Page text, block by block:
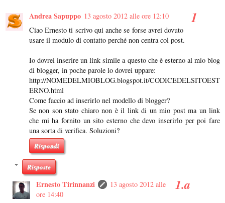
Andrea Sapuppo 13 agosto 2012 alle ore 12:10
Ciao Ernesto ti scrivo qui anche se forse avrei dovuto
usare il modulo di contatto perché non centra col post.
Io dovrei inserire un link simile a questo che è esterno al mio blog
di blogger, in poche parole lo dovrei uppare:
http://NOMEDELMIOBLOG.blogspot.it/CODICEDELSITOEST
ERNO.html
Come faccio ad inserirlo nel modello di blogger?
Se non son stato chiaro non è il link di un mio post ma un link
che mi ha fornito un sito esterno che devo inserirlo per poi fare
una sorta di verifica. Soluzioni?
Rispondi
Risposte
Ernesto Tirinnanzi
13 agosto 2012 alle
ore 14:40